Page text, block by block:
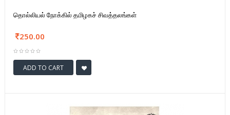
தொல்லியல் நோக்கில் தமிழகச் சிவத்தலங்கள்
250.00
ADD TO CART